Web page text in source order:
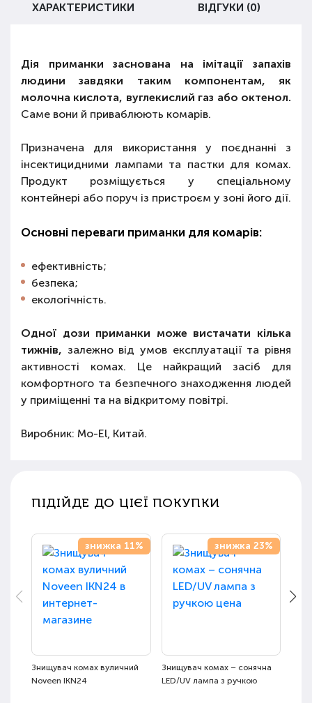
ХАРАКТЕРИСТИКИ ВІДГУКИ (0)
Дія приманки заснована на імітації запахів
людини завдяки таким компонентам, як
молочна кислота, вуглекислий газ або октенол.
Саме вони й приваблюють комарів.
Призначена для використання у поєднанні з
інсектицидними лампами та пастки для комах.
Продукт розміщується у спеціальному
контейнері або поруч із пристроєм у зоні його дії.
Основні переваги приманки для комарів:
ефективність;
безпека;
екологічність.
Одної дози приманки може вистачати кілька
тижнів, залежно від умов експлуатації та рівня
активності комах. Це найкращий засіб для
комфортного та безпечного знаходження людей
у приміщенні та на відкритому повітрі.
Виробник: Mo-El, Китай.
ПІДІЙДЕ ДО ЦІЄЇ ПОКУПКИ
знижка 11%
Знищувач комах вуличний
Noveen IKN24
знижка 23%
Знищувач комах – сонячна
LED/UV лампа з ручкою